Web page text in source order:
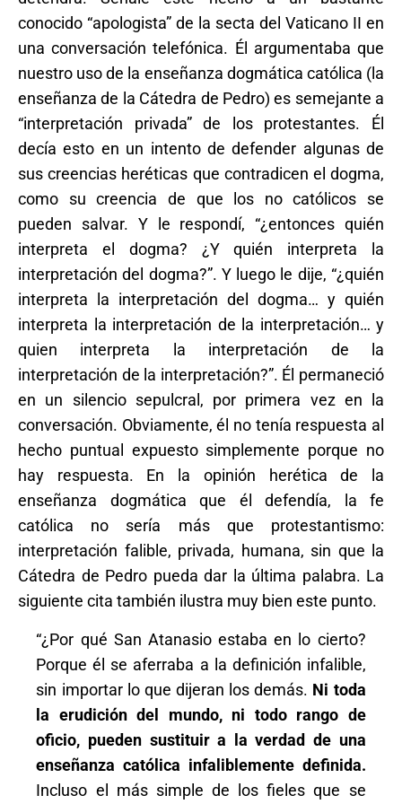
conocido “apologista” de la secta del Vaticano II en
una conversación telefónica. Él argumentaba que
nuestro uso de la enseñanza dogmática católica (la
enseñanza de la Cátedra de Pedro) es semejante a
“interpretación privada” de los protestantes. Él
decía esto en un intento de defender algunas de
sus creencias heréticas que contradicen el dogma,
como su creencia de que los no católicos se
pueden salvar. Y le respondí, “¿entonces quién
interpreta el dogma? ¿Y quién interpreta la
interpretación del dogma?”. Y luego le dije, “¿quién
interpreta la interpretación del dogma… y quién
interpreta la interpretación de la interpretación… y
quien interpreta la interpretación de la
interpretación de la interpretación?”. Él permaneció
en un silencio sepulcral, por primera vez en la
conversación. Obviamente, él no tenía respuesta al
hecho puntual expuesto simplemente porque no
hay respuesta. En la opinión herética de la
enseñanza dogmática que él defendía, la fe
católica no sería más que protestantismo:
interpretación falible, privada, humana, sin que la
Cátedra de Pedro pueda dar la última palabra. La
siguiente cita también ilustra muy bien este punto.
“¿Por qué San Atanasio estaba en lo cierto?
Porque él se aferraba a la definición infalible,
sin importar lo que dijeran los demás. Ni toda
la erudición del mundo, ni todo rango de
oficio, pueden sustituir a la verdad de una
enseñanza católica infaliblemente definida.
Incluso el más simple de los fieles que se